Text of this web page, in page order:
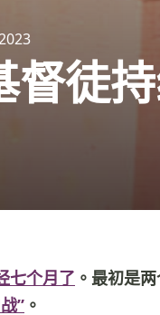
督徒
七个月了 。最初是
” 。